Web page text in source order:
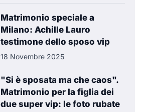
Matrimonio speciale a
Milano: Achille Lauro
testimone dello sposo vip
18 Novembre 2025
"Si è sposata ma che caos".
Matrimonio per la figlia dei
due super vip: le foto rubate